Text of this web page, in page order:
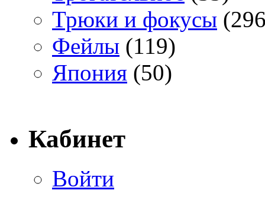
Трюки и фокусы
Фейлы (119)
Япония (50)
Кабинет
Войти